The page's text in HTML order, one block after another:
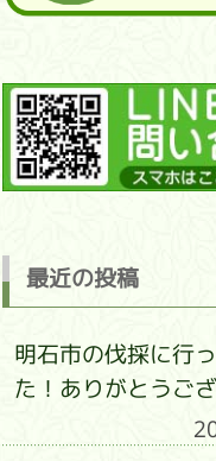
最近の投稿
明石市の伐採に行
た！ありがとうご